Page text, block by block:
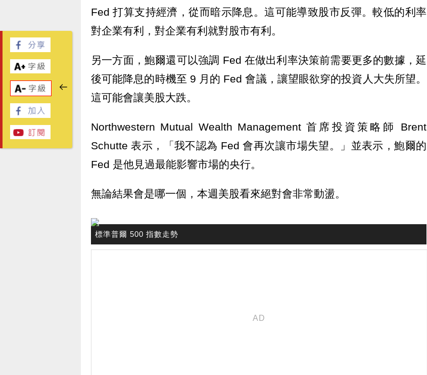
Fed 打算支持經濟，從而暗示降息。這可能導致股市反彈。較低的利率
對企業有利，對企業有利就對股市有利。
另一方面，鮑爾還可以強調 Fed 在做出利率決策前需要更多的數據，延
後可能降息的時機至 9 月的 Fed 會議，讓望眼欲穿的投資人大失所望。
這可能會讓美股大跌。
Northwestern Mutual Wealth Management 首席投資策略師 Brent
Schutte 表示，「我不認為 Fed 會再次讓市場失望。」並表示，鮑爾的
Fed 是他見過最能影響市場的央行。
無論結果會是哪一個，本週美股看來絕對會非常動盪。
標準普爾 500 指數走勢